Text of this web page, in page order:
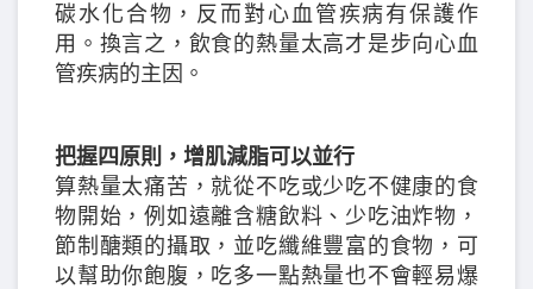
碳水化合物，反而對心血管疾病有保護作
用。換言之，飲食的熱量太高才是步向心血
管疾病的主因。
把握四原則，增肌減脂可以並行
算熱量太痛苦，就從不吃或少吃不健康的食
物開始，例如遠離含糖飲料、少吃油炸物，
節制醣類的攝取，並吃纖維豐富的食物，可
以幫助你飽腹，吃多一點熱量也不會輕易爆